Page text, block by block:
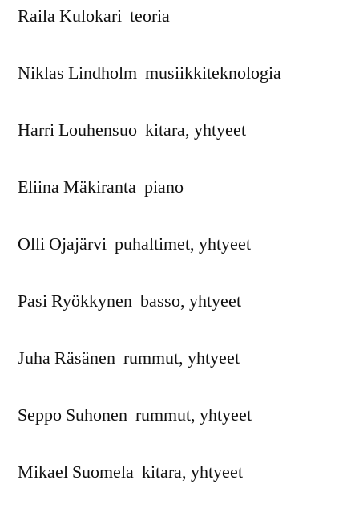
Raila Kulokari teoria
Niklas Lindholm musiikkiteknologia
Harri Louhensuo kitara, yhtyeet
Eliina Mäkiranta piano
Olli Ojajärvi puhaltimet, yhtyeet
Pasi Ryökkynen basso, yhtyeet
Juha Räsänen rummut, yhtyeet
Seppo Suhonen rummut, yhtyeet
Mikael Suomela kitara, yhtyeet